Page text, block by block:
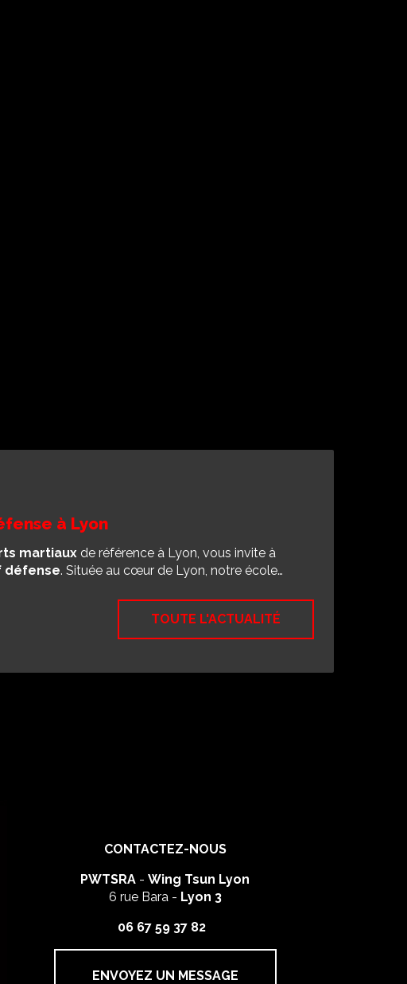
à Lyon
martiaux de référence à Lyon, vous invite à
défense. Située au cœur de Lyon, notre école…
TOUTE L'ACTUALITÉ
CONTACTEZ-NOUS
PWTSRA -Wing Tsun Lyon
6 rue Bara - Lyon 3
06 67 59 37 82
ENVOYEZ UN MESSAGE